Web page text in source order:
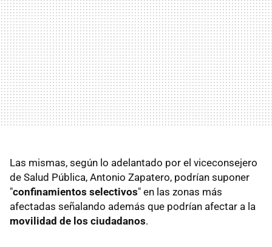
Las mismas, según lo adelantado por el viceconsejero
de Salud Pública, Antonio Zapatero, podrían suponer
"confinamientos selectivos" en las zonas más
afectadas señalando además que podrían afectar a la
movilidad de los ciudadanos.